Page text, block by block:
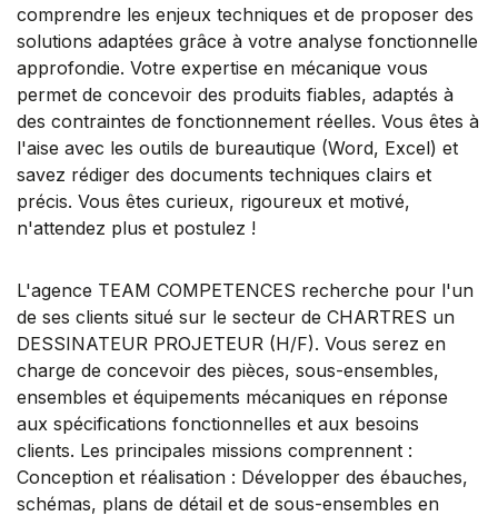
comprendre les enjeux techniques et de proposer des
solutions adaptées grâce à votre analyse fonctionnelle
approfondie. Votre expertise en mécanique vous
permet de concevoir des produits fiables, adaptés à
des contraintes de fonctionnement réelles. Vous êtes à
l'aise avec les outils de bureautique (Word, Excel) et
savez rédiger des documents techniques clairs et
précis. Vous êtes curieux, rigoureux et motivé,
n'attendez plus et postulez !
L'agence TEAM COMPETENCES recherche pour l'un
de ses clients situé sur le secteur de CHARTRES un
DESSINATEUR PROJETEUR (H/F). Vous serez en
charge de concevoir des pièces, sous-ensembles,
ensembles et équipements mécaniques en réponse
aux spécifications fonctionnelles et aux besoins
clients. Les principales missions comprennent :
Conception et réalisation : Développer des ébauches,
schémas, plans de détail et de sous-ensembles en